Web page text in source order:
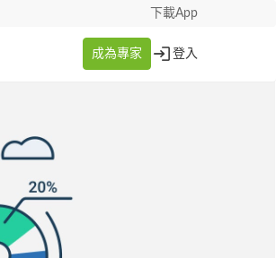
下載App
成為專家 登入